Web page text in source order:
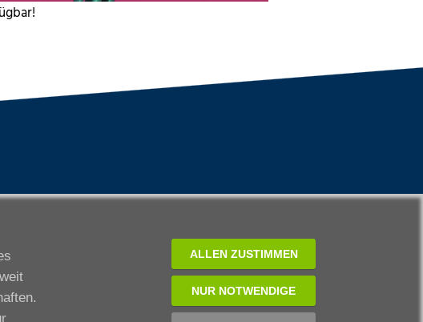
ALLEN ZUSTIMMEN
NUR NOTWENDIGE